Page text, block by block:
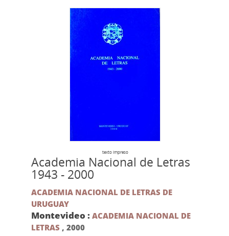
texto impreso
Academia Nacional de Letras
1943 - 2000
ACADEMIA NACIONAL DE LETRAS DE
URUGUAY
Montevideo : ACADEMIA NACIONAL DE
LETRAS , 2000